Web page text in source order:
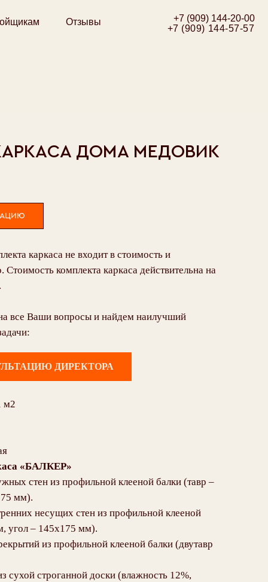
Отзывы
+7 (909) 144-57-57
ДОМА МЕДОВИК
каркаса не входит в стоимость и
Стоимость комплекта каркаса действительна на
все Ваши вопросы и найдем наилучший
ДИРЕКТОРА
м2
«БАЛКЕР»
стен из профильной клееной балки (тавр –
мм).
несущих стен из профильной клееной
угол – 145х175 мм).
из профильной клееной балки (двутавр
сухой строганной доски (влажность 12%,